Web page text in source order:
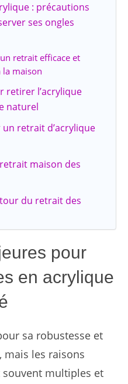
: précautions
ses ongles
retrait efficace et
la maison
retirer l’acrylique
naturel
retrait d’acrylique
maison des
du retrait des
pour
en acrylique
sa robustesse et
mais les raisons
multiples et